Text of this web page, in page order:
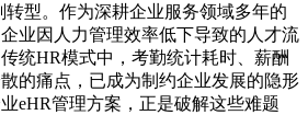
转型。作为深耕企业服务领域多年的
业因人力管理效率低下导致的人才流
统HR模式中，考勤统计耗时、薪酬
的痛点，已成为制约企业发展的隐形
eHR管理方案，正是破解这些难题